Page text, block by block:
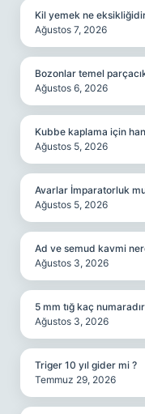
Kil yemek ne
Ağustos 7, 2026
Bozonlar temel
Ağustos 6, 2026
Kubbe kaplama için
Ağustos 5, 2026
Avarlar İmparatorluk
Ağustos 5, 2026
Ad ve semud kavmi
Ağustos 3, 2026
5 mm tığ kaç
Ağustos 3, 2026
Triger 10 yıl gider mi ?
Temmuz 29, 2026